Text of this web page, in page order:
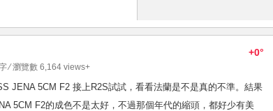
+0°
⁄ 瀏覽數 6,164 views+
JENA 5CM F2 接上R2S試試，看看法蘭是不是真的不準。結果
5CM F2的成色不是太好，不過那個年代的縮頭，都好少有美